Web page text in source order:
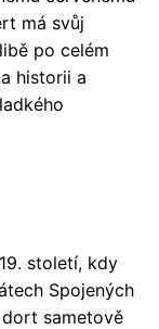
má svůj
po celém
historii a
století, kdy
Spojených
sametově